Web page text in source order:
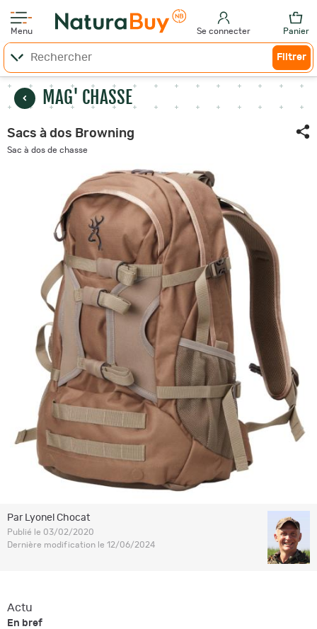
Menu Se connecter Panier
Filtrer
MAG' CHASSE
Sacs à dos Browning
Sac à dos de chasse
Par Lyonel Chocat
Publié le 03/02/2020
Dernière modification le 12/06/2024
Actu
En bref